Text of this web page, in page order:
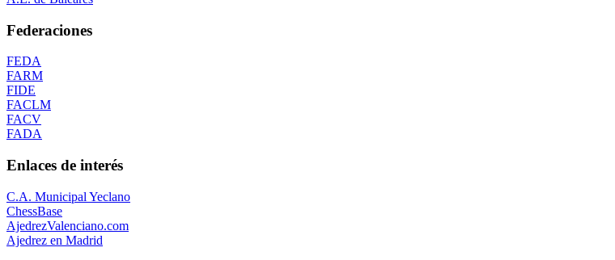
Federaciones
FEDA
FARM
FIDE
FACLM
FACV
FADA
Enlaces de interés
C.A. Municipal Yeclano
ChessBase
AjedrezValenciano.com
Ajedrez en Madrid